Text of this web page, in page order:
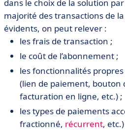
• Le système de paiement pour
en bref
dans le choix de la solution
majorité des transactions de
évidents, on peut relever :
les frais de transaction ;
le coût de l’abonnement ;
les fonctionnalités
(lien de paiement, bouton
facturation en ligne, etc.) ;
les types de paiements
fractionné, récurrent,